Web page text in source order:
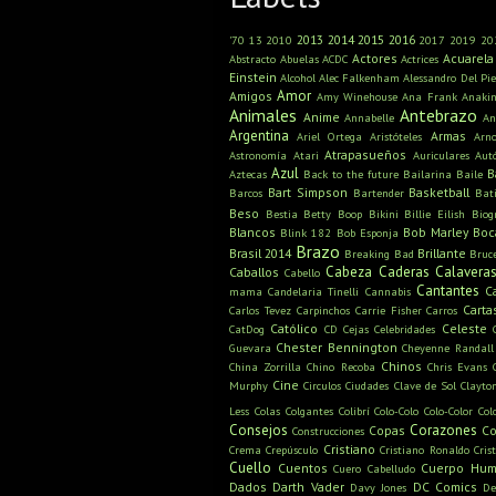
'70 13 2010 2013 2014 2015 2016 2017 2019
Abstracto Abuelas ACDC Actores Actrices Acuarela
Einstein Alcohol Alec Falkenham Alessandro Del
Amigos Amor Amy Winehouse Ana Frank
Animales Anime Annabelle Antebrazo
Argentina Ariel Ortega Aristóteles Armas
Astronomía Atari Atrapasueños Auriculares
Aztecas Azul Back to the future Bailarina Baile
Barcos Bart Simpson Bartender Basketball
Beso Bestia Betty Boop Bikini Billie Eilish
Blancos Blink 182 Bob Esponja Bob Marley
Brasil 2014 Brazo Breaking Bad Brillante
Caballos Cabello Cabeza Caderas Calaveras
mama Candelaria Tinelli Cannabis Cantantes
Carlos Tevez Carpinchos Carrie Fisher Carros
CatDog Católico CD Cejas Celebridades Celeste
Guevara Chester Bennington Cheyenne Randall
China Zorrilla Chino Recoba Chinos Chris Evans
Murphy Cine Circulos Ciudades Clave de Sol
Less Colas Colgantes Colibrí Colo-Colo Colo-Color
Consejos Construcciones Copas Corazones
Crema Crepúsculo Cristiano Cristiano Ronaldo
Cuello Cuentos Cuero Cabelludo Cuerpo
Dados Darth Vader Davy Jones DC Comics